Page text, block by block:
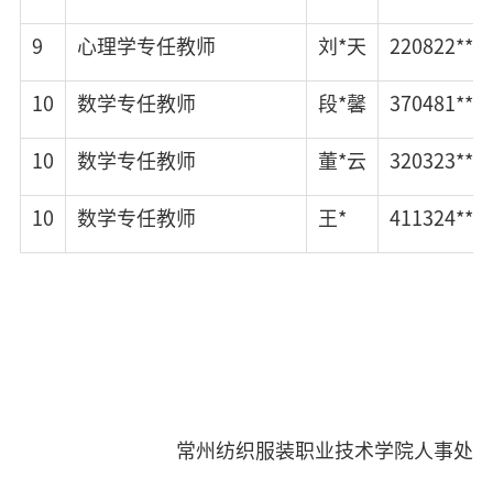
9 心理学专任教师 刘*天
10 数学专任教师 段*馨
10 数学专任教师 董*云
10 数学专任教师 王*
常州纺织服装职业技术学院人事处